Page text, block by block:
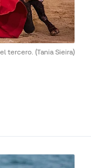
tercero. (Tania Sieira)